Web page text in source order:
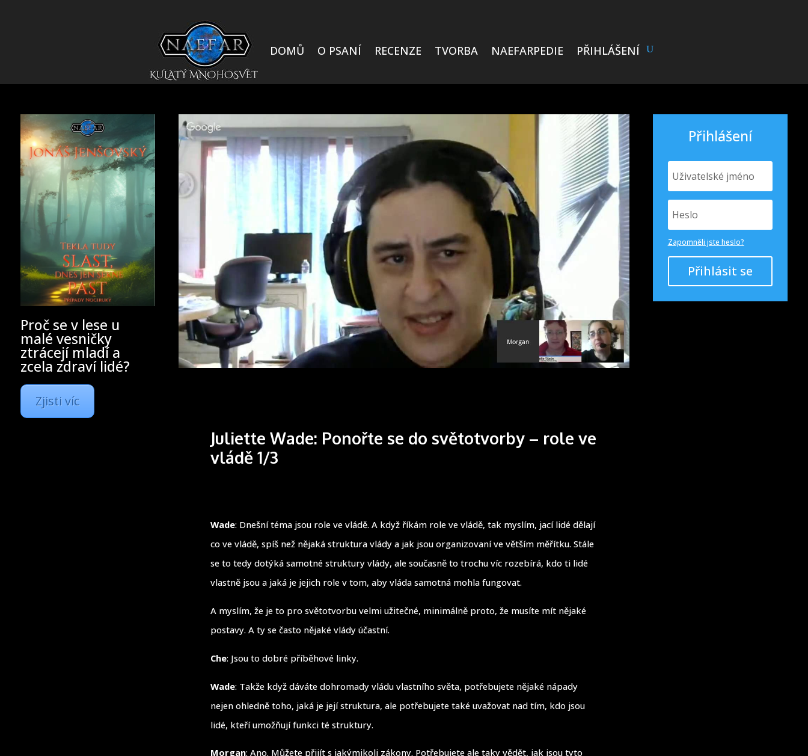
DOMŮ O PSANÍ RECENZE TVORBA NAEFARPEDIE PŘIHLÁŠENÍ
Proč se v lese u
malé vesničky
ztrácejí mladí a
zcela zdraví lidé?
Zjisti víc
Juliette Wade: Ponořte se do světotvorby – role ve
vládě 1/3
Wade: Dnešní téma jsou role ve vládě. A když říkám role ve vládě, tak myslím, jací lidé dělají
co ve vládě, spíš než nějaká struktura vlády a jak jsou organizovaní ve větším měřítku. Stále
se to tedy dotýká samotné struktury vlády, ale současně to trochu víc rozebírá, kdo ti lidé
vlastně jsou a jaká je jejich role v tom, aby vláda samotná mohla fungovat.
A myslím, že je to pro světotvorbu velmi užitečné, minimálně proto, že musíte mít nějaké
postavy. A ty se často nějaké vlády účastní.
Che: Jsou to dobré příběhové linky.
Wade: Takže když dáváte dohromady vládu vlastního světa, potřebujete nějaké nápady
nejen ohledně toho, jaká je její struktura, ale potřebujete také uvažovat nad tím, kdo jsou
lidé, kteří umožňují funkci té struktury.
Morgan: Ano. Můžete přijít s jakýmikoli zákony. Potřebujete ale taky vědět, jak jsou tyto
Přihlášení
Zapomněli jste heslo?
Přihlásit se